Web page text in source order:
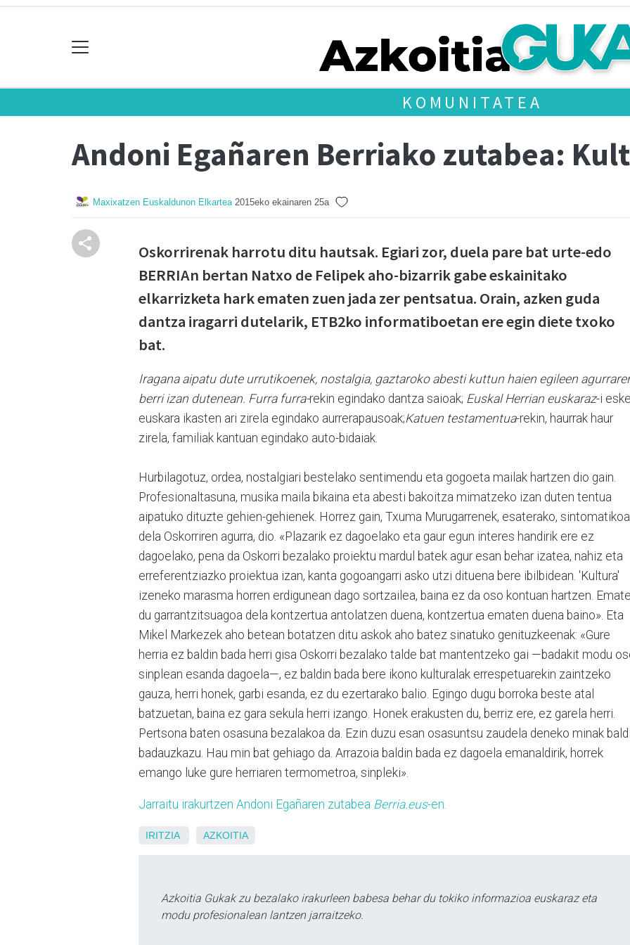
KOMUNITATEA
Andoni Egañaren Berriako zutabea:
Maxixatzen Euskaldunon Elkartea 2015eko ekainaren 25a
Oskorrirenak harrotu ditu hautsak. Egiari zor, duela pare bat urte-edo
BERRIAn bertan Natxo de Felipek aho-bizarrik gabe eskainitako
elkarrizketa hark ematen zuen jada zer pentsatua. Orain, azken guda
dantza iragarri dutelarik, ETB2ko informatiboetan ere egin diete txoko
bat.
Iragana aipatu dute urrutikoenek, nostalgia, gaztaroko abesti kuttun haien egileen
berri izan dutenean. Furra furra-rekin egindako dantza saioak; Euskal Herrian euskaraz-i
euskara ikasten ari zirela egindako aurrerapausoak;Katuen testamentua-rekin, haurrak haur
zirela, familiak kantuan egindako auto-bidaiak.
Hurbilagotuz, ordea, nostalgiari bestelako sentimendu eta gogoeta mailak hartzen dio gain.
Profesionaltasuna, musika maila bikaina eta abesti bakoitza mimatzeko izan duten tentua
aipatuko dituzte gehien-gehienek. Horrez gain, Txuma Murugarrenek, esaterako, sintomatikoa
dela Oskorriren agurra, dio. «Plazarik ez dagoelako eta gaur egun interes handirik ere ez
dagoelako, pena da Oskorri bezalako proiektu mardul batek agur esan behar izatea, nahiz eta
erreferentziazko proiektua izan, kanta gogoangarri asko utzi dituena bere ibilbidean. 'Kultura'
izeneko marasma horren erdigunean dago sortzailea, baina ez da oso kontuan hartzen.
du garrantzitsuagoa dela kontzertua antolatzen duena, kontzertua ematen duena baino». Eta
Mikel Markezek aho betean botatzen ditu askok aho batez sinatuko genituzkeenak: «Gure
herria ez baldin bada herri gisa Oskorri bezalako talde bat mantentzeko gai —badakit modu
sinplean esanda dagoela—, ez baldin bada bere ikono kulturalak errespetuarekin zaintzeko
gauza, herri honek, garbi esanda, ez du ezertarako balio. Egingo dugu borroka beste atal
batzuetan, baina ez gara sekula herri izango. Honek erakusten du, berriz ere, ez garela herri.
Pertsona baten osasuna bezalakoa da. Ezin duzu esan osasuntsu zaudela deneko minak
badauzkazu. Hau min bat gehiago da. Arrazoia baldin bada ez dagoela emanaldirik, horrek
emango luke gure herriaren termometroa, sinpleki».
Jarraitu irakurtzen Andoni Egañaren zutabea Berria.eus-en.
IRITZIA AZKOITIA
Azkoitia Gukak zu bezalako irakurleen babesa behar du tokiko informazioa euskaraz eta
modu profesionalean lantzen jarraitzeko.